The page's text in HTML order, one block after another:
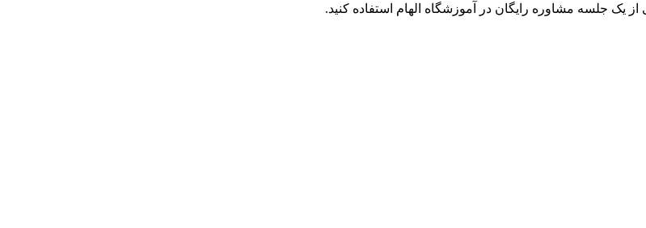
یک جلسه مشاوره رایگان در آموزشگاه الهام استفاده کنید.